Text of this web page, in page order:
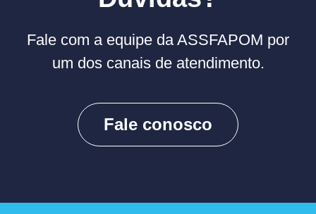
Fale com a equipe da ASSFAPOM por
um dos canais de atendimento.
Fale conosco